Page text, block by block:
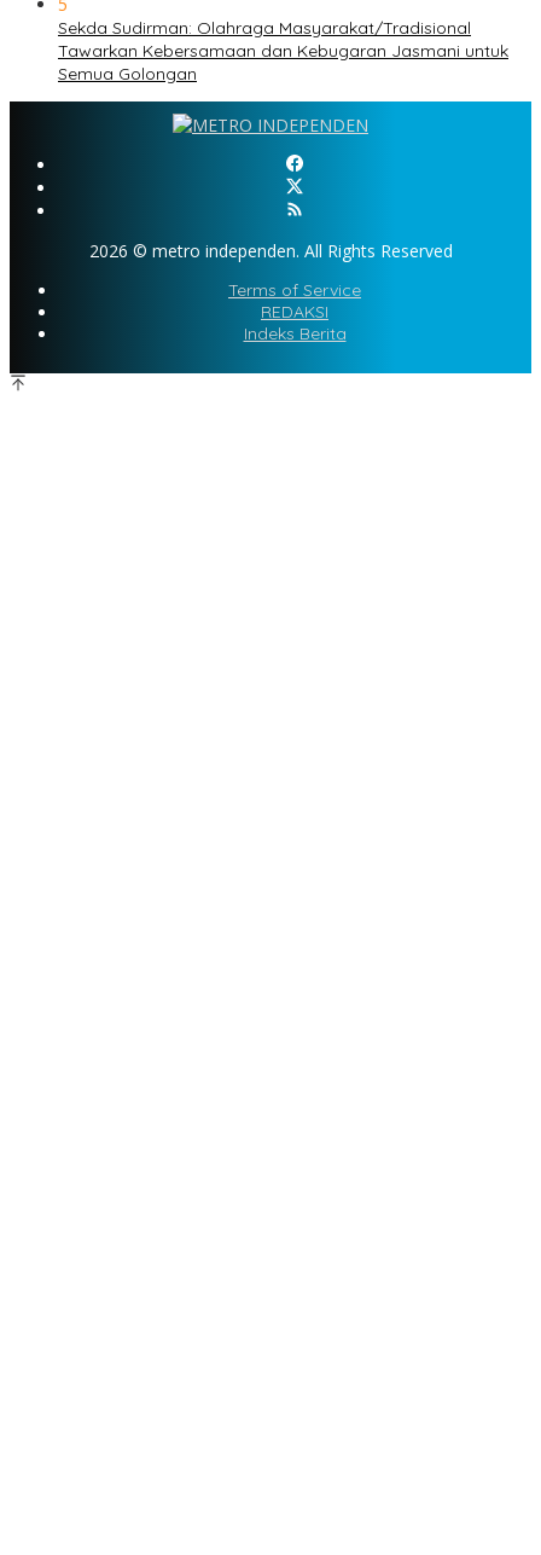
Sekda Sudirman: Olahraga Masyarakat/Tradisional
Tawarkan Kebersamaan dan Kebugaran Jasmani untuk
Semua Golongan
2026 © metro independen. All Rights Reserved
Terms of Service
REDAKSI
Indeks Berita